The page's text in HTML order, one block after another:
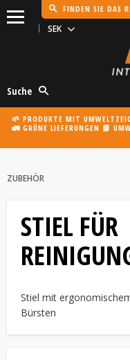
FINDEN SIE DAS
Suche
🌱 PRODUKTE MIT
🚛 GRÜNE LIEFERUNGEN 📗
ZUBEHÖR
STIEL FÜR
Stiel mit
Bürsten